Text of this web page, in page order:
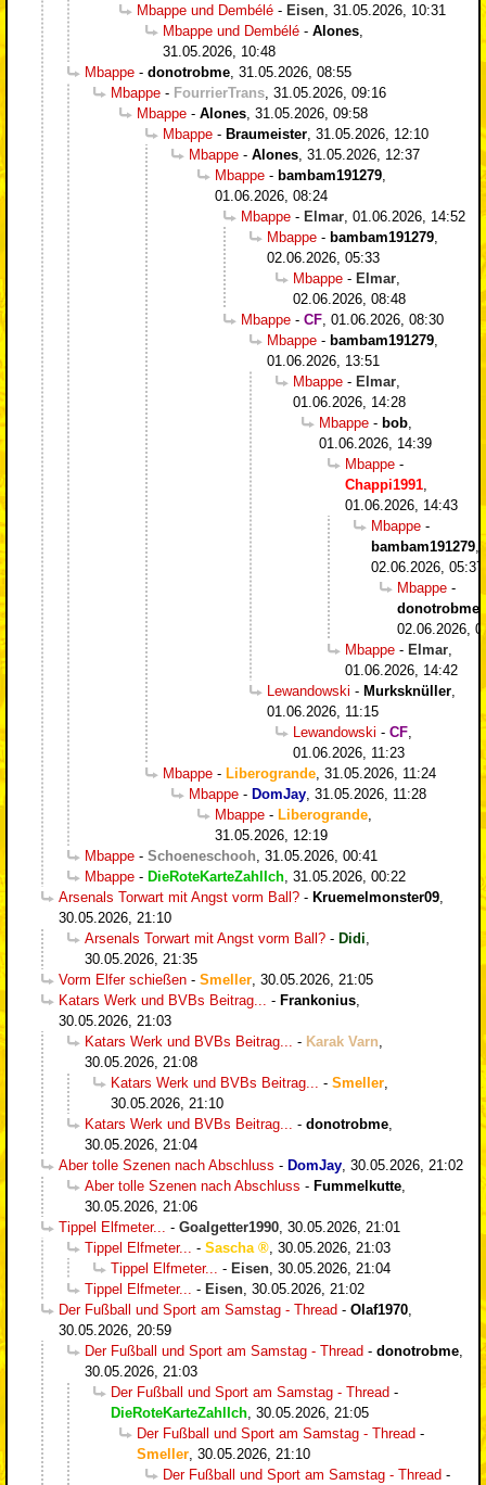
Mbappe und Dembélé - Eisen 31.05.2026, 10:31
Mbappe und Dembélé - Alones
31.05.2026, 10:48
Mbappe - donotrobme 31.05.2026, 08:55
Mbappe - FourrierTrans 31.05.2026, 09:16
Mbappe - Alones 31.05.2026, 09:58
Mbappe - Braumeister 31.05.2026, 12:10
Mbappe - Alones 31.05.2026, 12:37
Mbappe - bambam191279
01.06.2026, 08:24
Mbappe - Elmar 01.06.2026, 14:52
Mbappe - bambam191279
02.06.2026, 05:33
Mbappe - Elmar
02.06.2026, 08:48
Mbappe - CF 01.06.2026, 08:30
Mbappe - bambam191279
01.06.2026, 13:51
Mbappe - Elmar
01.06.2026, 14:28
Mbappe - bob
01.06.2026, 14:39
Mbappe -
Chappi1991
01.06.2026, 14:43
Mbappe -
bambam191279
02.06.2026, 05:37
Mbappe -
donotrobme
02.06.2026,
Mbappe - Elmar
01.06.2026, 14:42
Lewandowski - Murksknüller
01.06.2026, 11:15
Lewandowski - CF
01.06.2026, 11:23
Mbappe - Liberogrande 31.05.2026, 11:24
Mbappe - DomJay 31.05.2026, 11:28
Mbappe - Liberogrande
31.05.2026, 12:19
Mbappe - Schoeneschooh 31.05.2026, 00:41
Mbappe - DieRoteKarteZahlIch 31.05.2026, 00:22
Arsenals Torwart mit Angst vorm Ball? - Kruemelmonster09
30.05.2026, 21:10
Arsenals Torwart mit Angst vorm Ball? - Didi
30.05.2026, 21:35
Vorm Elfer schießen - Smeller 30.05.2026, 21:05
Katars Werk und BVBs Beitrag...
- Frankonius
30.05.2026, 21:03
Katars Werk und BVBs Beitrag...
- Karak Varn
30.05.2026, 21:08
Katars Werk und BVBs Beitrag...
- Smeller
30.05.2026, 21:10
Katars Werk und BVBs Beitrag...
- donotrobme
30.05.2026, 21:04
Aber tolle Szenen nach Abschluss - DomJay 30.05.2026, 21:02
Aber tolle Szenen nach Abschluss - Fummelkutte
30.05.2026, 21:06
Tippel Elfmeter...
- Goalgetter1990 30.05.2026, 21:01
Tippel Elfmeter...
- Sascha
30.05.2026, 21:03
Tippel Elfmeter...
- Eisen 30.05.2026, 21:04
Tippel Elfmeter...
- Eisen 30.05.2026, 21:02
Der Fußball und Sport am Samstag - Thread - Olaf1970
30.05.2026, 20:59
Der Fußball und Sport am Samstag - Thread - donotrobme
30.05.2026, 21:03
Der Fußball und Sport am Samstag - Thread -
DieRoteKarteZahlIch 30.05.2026, 21:05
Der Fußball und Sport am Samstag - Thread -
Smeller 30.05.2026, 21:10
Der Fußball und Sport am Samstag - Thread -